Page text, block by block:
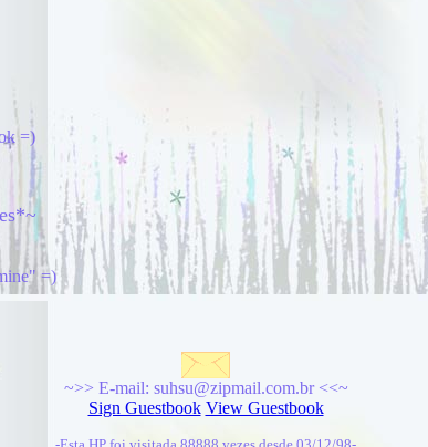
=)
=)
~>> E-mail: suhsu@zipmail.com.br <<~
Sign Guestbook View Guestbook